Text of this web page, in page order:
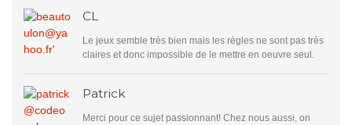
CL
Le jeux semble très bien mais les règles ne sont pas très
claires et donc impossible de le mettre en oeuvre seul.
Patrick
Merci pour ce sujet passionnant! Chez nous aussi, on